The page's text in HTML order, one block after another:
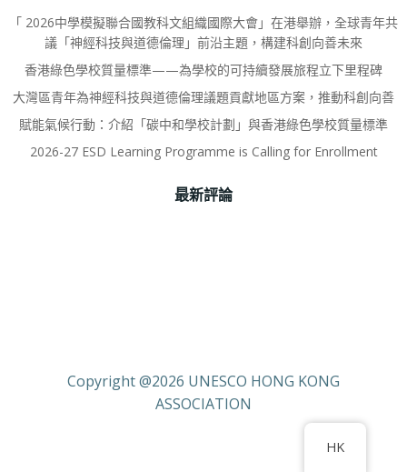
「 2026中學模擬聯合國教科文組織國際大會」在港舉辦，全球青年共
議「神經科技與道德倫理」前沿主題，構建科創向善未來
香港綠色學校質量標準——為學校的可持續發展旅程立下里程碑
大灣區青年為神經科技與道德倫理議題貢獻地區方案，推動科創向善
賦能氣候行動：介紹「碳中和學校計劃」與香港綠色學校質量標準
2026-27 ESD Learning Programme is Calling for Enrollment
最新評論
Copyright @2026 UNESCO HONG KONG
ASSOCIATION
HK